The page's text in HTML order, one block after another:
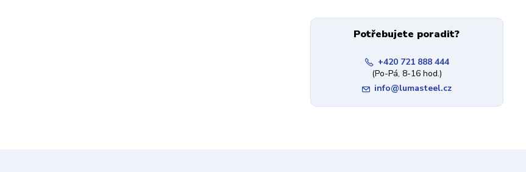
Potřebujete poradit?
+420 721 888 444
(Po-Pá, 8-16 hod.)
info@lumasteel.cz